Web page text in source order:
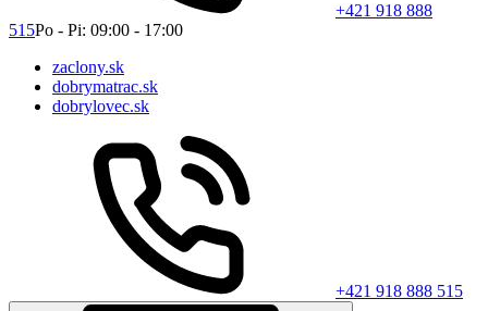
+421 918 888
515Po - Pi: 09:00 - 17:00
zaclony.sk
dobrymatrac.sk
dobrylovec.sk
+421 918 888 515